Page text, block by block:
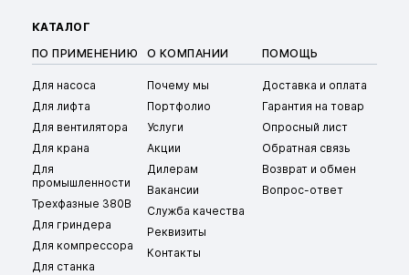
КАТАЛОГ
ПО ПРИМЕНЕНИЮ
Для насоса
Для лифта
Для вентилятора
Для крана
Для
промышленности
Трехфазные 380В
Для гриндера
Для компрессора
Для станка
О КОМПАНИИ
Почему мы
Портфолио
Услуги
Акции
Дилерам
Вакансии
Служба качества
Реквизиты
Контакты
ПОМОЩЬ
Доставка и оплата
Гарантия на товар
Опросный лист
Обратная связь
Возврат и обмен
Вопрос-ответ